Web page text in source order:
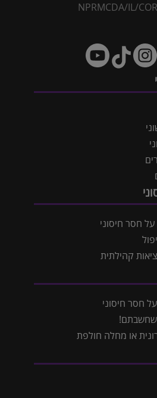
NPRMCDA/IL/
חסר חיסוני
קהילתית
חסר חיסוני
שחשבתם!
או מחלה חולפת